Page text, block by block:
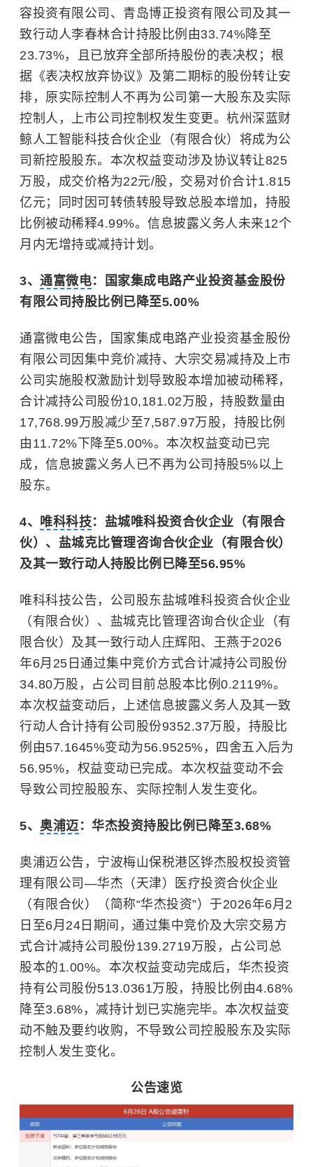
容投资有限公司、青岛博正投资有限公司及其一
致行动人李春林合计持股比例由33.74%降至
23.73%，且已放弃全部所持股份的表决权；根
据《表决权放弃协议》及第二期标的股份转让安
排，原实际控制人不再为公司第一大股东及实际
控制人，上市公司控制权发生变更。杭州深蓝财
鲸人工智能科技合伙企业（有限合伙）将成为公
司新控股股东。本次权益变动涉及协议转让825
万股，成交价格为22元/股，交易对价合计1.815
亿元；同时因可转债转股导致总股本增加，持股
比例被动稀释4.99%。信息披露义务人未来12个
月内无增持或减持计划。
3、 通富微电：国家集成电路产业投资基金股份
有限公司持股比例已降至5.00%
通富微电公告，国家集成电路产业投资基金股份
有限公司因集中竞价减持、大宗交易减持及上市
公司实施股权激励计划导致股本增加被动稀释，
合计减持公司股份10,181.02万股，持股数量由
17,768.99万股减少至7,587.97万股，持股比例
由11.72%下降至5.00%。本次权益变动已完
成，信息披露义务人已不再为公司持股5%以上
股东。
4、 唯科科技：盐城唯科投资合伙企业（有限合
伙）、盐城克比管理咨询合伙企业（有限合伙）
及其一致行动人持股比例已降至56.95%
唯科科技公告，公司股东盐城唯科投资合伙企业
（有限合伙）、盐城克比管理咨询合伙企业（有
限合伙）及其一致行动人庄辉阳、王燕于2026
年6月25日通过集中竞价方式合计减持公司股份
34.80万股，占公司目前总股本比例0.2119%。
本次权益变动后，上述信息披露义务人及其一致
行动人合计持有公司股份9352.37万股，持股比
例由57.1645%变动为56.9525%，四舍五入后为
56.95%，权益变动已完成。本次权益变动不会
导致公司控股股东、实际控制人发生变化。
5、 奥浦迈 ：华杰投资持股比例已降至3.68%
奥浦迈公告，宁波梅山保税港区铧杰股权投资管
理有限公司—华杰（天津）医疗投资合伙企业
（有限合伙）（简称“华杰投资”）于2026年6月2
日至6月24日期间，通过集中竞价及大宗交易方
式合计减持公司股份139.2719万股，占公司总
股本的1.00%。本次权益变动完成后，华杰投资
持有公司股份513.0361万股，持股比例由4.68%
降至3.68%，减持计划已实施完毕。本次权益变
动不触及要约收购，不导致公司控股股东及实际
控制人发生变化。
公告速览